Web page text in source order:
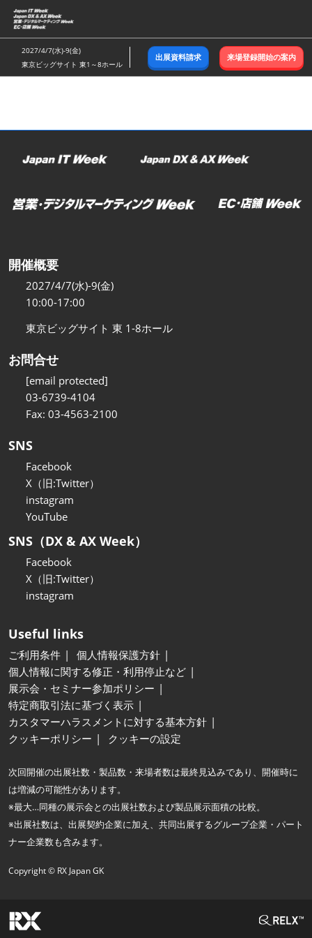
ス
キ
ッ
し
む
2027/4/7(水)-9(金)
東京ビッグサイト 東1～8ホール
出展資料請求 来場登録開始の案内
開催概要
2027/4/7(水)-9(金)
10:00-17:00
東京ビッグサイト 東 1-8ホール
お問合せ
[email protected]
03-6739-4104
Fax: 03-4563-2100
SNS
Facebook
X（旧:Twitter）
instagram
YouTube
SNS（DX & AX Week）
Facebook
X（旧:Twitter）
instagram
Useful links
ご利用条件
個人情報保護方針
個人情報に関する修正・利用停止など
展示会・セミナー参加ポリシー
特定商取引法に基づく表示
カスタマーハラスメントに対する基本方針
クッキーポリシー
クッキーの設定
次回開催の出展社数・製品数・来場者数は最終見込みであり、開催時に
は増減の可能性があります。
※最大…同種の展示会との出展社数および製品展示面積の比較。
※出展社数は、出展契約企業に加え、共同出展するグループ企業・パート
ナー企業数も含みます。
Copyright © RX Japan GK